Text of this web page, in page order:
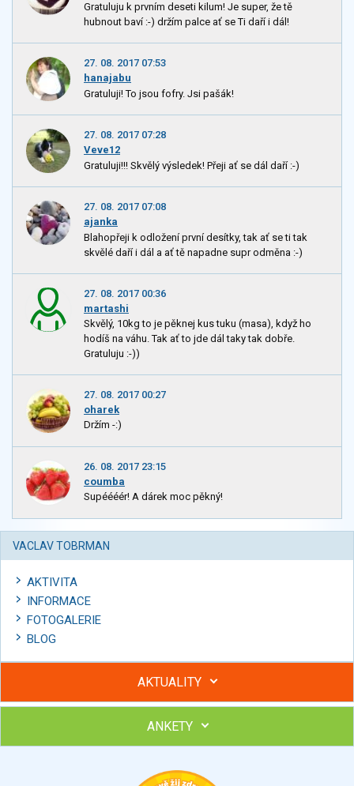
Gratuluju k prvním deseti kilum! Je super, že tě
hubnout baví :-) držím palce ať se Ti daří i dál!
27. 08. 2017 07:53
hanajabu
Gratuluji! To jsou fofry. Jsi pašák!
27. 08. 2017 07:28
Veve12
Gratuluji!!! Skvělý výsledek! Přeji ať se dál daří :-)
27. 08. 2017 07:08
ajanka
Blahopřeji k odložení první desítky, tak ať se ti tak
skvělé daří i dál a ať tě napadne supr odměna :-)
27. 08. 2017 00:36
martashi
Skvělý, 10kg to je pěknej kus tuku (masa), když ho
hodíš na váhu. Tak ať to jde dál taky tak dobře.
Gratuluju :-))
27. 08. 2017 00:27
oharek
Držím -:)
26. 08. 2017 23:15
coumba
Supéééér! A dárek moc pěkný!
VACLAV TOBRMAN
AKTIVITA
INFORMACE
FOTOGALERIE
BLOG
AKTUALITY
Hubněte s podporou lektorky a skupiny v kurzech STOBu
Chcete poradit s hubnutím? Najděte si odborníka STOBu ve
ANKETY